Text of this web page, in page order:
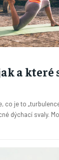
a které
co je to
během